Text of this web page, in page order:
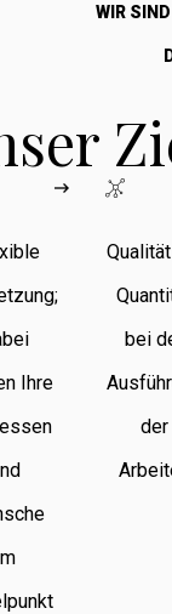
WIR
Ihre
bei
der